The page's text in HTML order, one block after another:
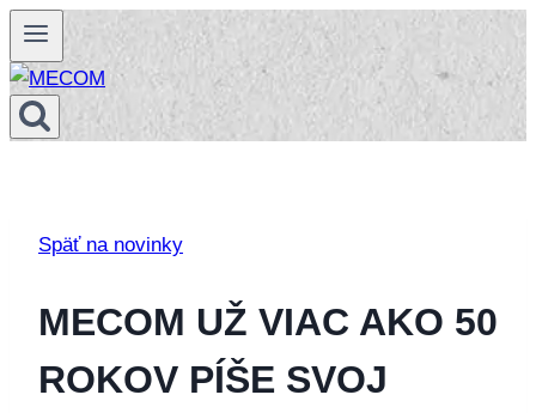
Skip
to
content
Späť na novinky
MECOM UŽ VIAC AKO 50
ROKOV PÍŠE SVOJ